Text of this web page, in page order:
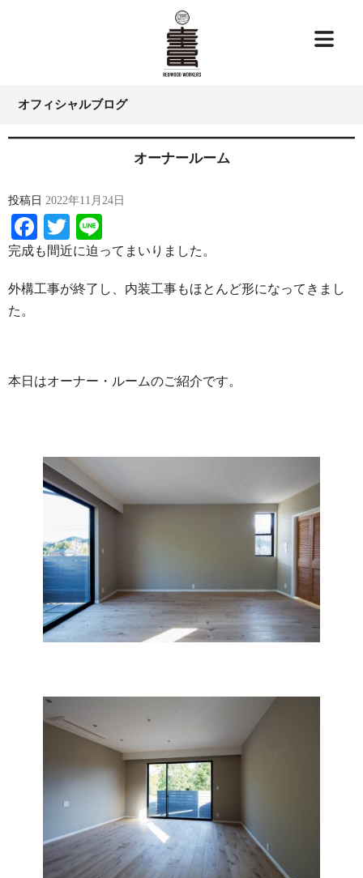
オフィシャルブログ
オーナールーム
投稿日 2022年11月24日
Facebook
Twitter
完成も間近に迫ってまいりました。
外構工事が終了し、内装工事もほとんど形になってきまし
た。
本日はオーナー・ルームのご紹介です。